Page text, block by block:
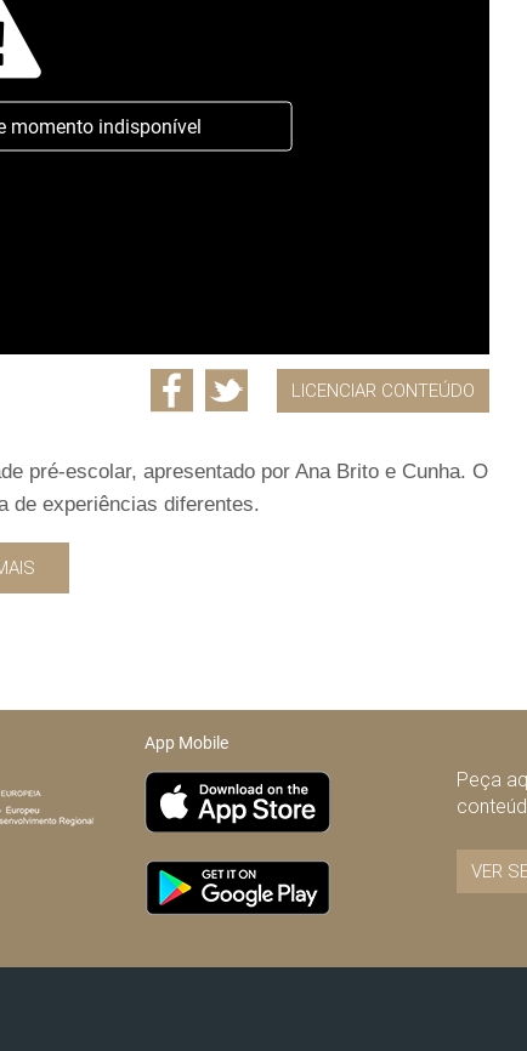
momento indisponível
LICENCIAR CONTEÚDO
pré-escolar, apresentado por Ana Brito e Cunha. O
de experiências diferentes.
App Mobile
Peça
VER